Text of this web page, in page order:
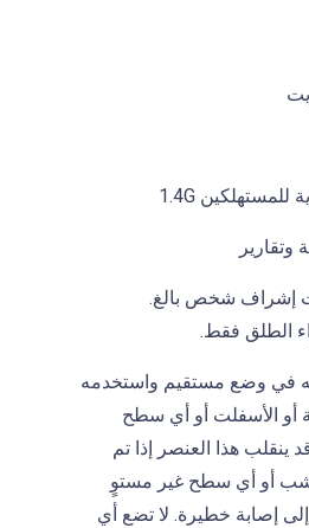
إشراف شخص بالغ.
الطلق فقط.
في وضع مستقيم واستخدمه
أو الأسفلت أو أي سطح
هذا العنصر إذا تم
أو أي سطح غير مستوٍ
إصابة خطيرة. لا تضع أي